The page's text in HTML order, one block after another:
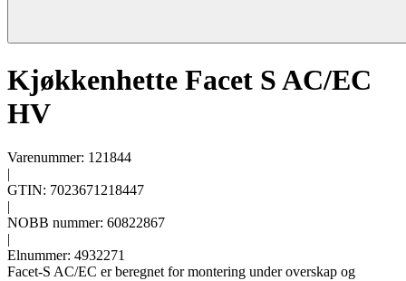
Kjøkkenhette Facet S AC/EC
HV
Varenummer: 121844
|
GTIN: 7023671218447
|
NOBB nummer: 60822867
|
Elnummer: 4932271
Facet-S AC/EC er beregnet for montering under overskap og